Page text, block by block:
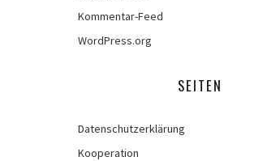
Kommentar-Feed
WordPress.org
SEITEN
Datenschutzerklärung
Kooperation